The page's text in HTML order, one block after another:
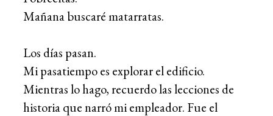
Mañana buscaré matarratas.
Los días pasan.
Mi pasatiempo es explorar el edificio.
Mientras lo hago, recuerdo las lecciones de
historia que narró mi empleador. Fue el